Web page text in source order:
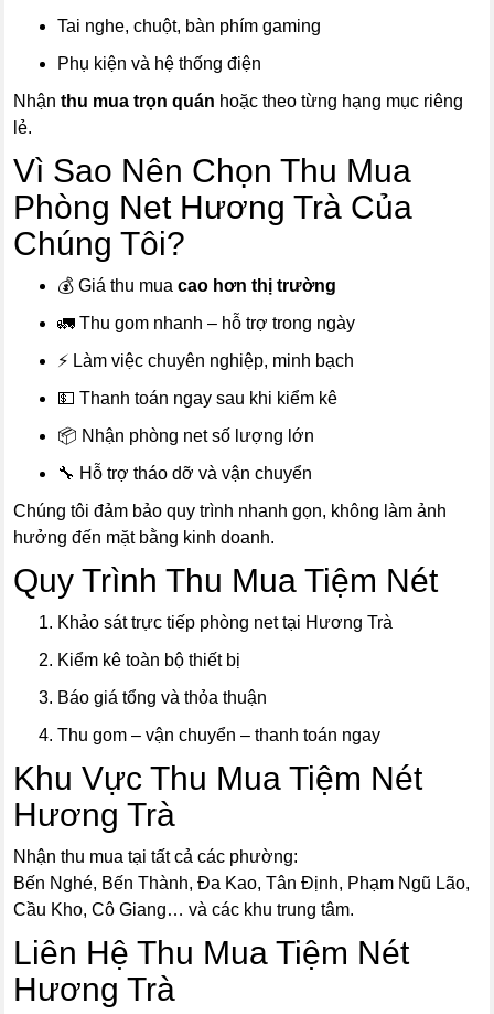
Tai nghe, chuột, bàn phím gaming
Phụ kiện và hệ thống điện
Nhậnthu mua trọn quán hoặc theo từng hạng mục riêng
lẻ.
Vì Sao Nên Chọn Thu Mua
Phòng Net Hương Trà Của
Chúng Tôi?
💰 Giá thu muacao hơn thị trường
🚛 Thu gom nhanh – hỗ trợ trong ngày
⚡ Làm việc chuyên nghiệp, minh bạch
💵 Thanh toán ngay sau khi kiểm kê
📦 Nhận phòng net số lượng lớn
🔧 Hỗ trợ tháo dỡ và vận chuyển
Chúng tôi đảm bảo quy trình nhanh gọn, không làm ảnh
hưởng đến mặt bằng kinh doanh.
Quy Trình Thu Mua Tiệm Nét
Khảo sát trực tiếp phòng net tại Hương Trà
Kiểm kê toàn bộ thiết bị
Báo giá tổng và thỏa thuận
Thu gom – vận chuyển – thanh toán ngay
Khu Vực Thu Mua Tiệm Nét
Hương Trà
Nhận thu mua tại tất cả các phường:
Bến Nghé, Bến Thành, Đa Kao, Tân Định, Phạm Ngũ Lão,
Cầu Kho, Cô Giang… và các khu trung tâm.
Liên Hệ Thu Mua Tiệm Nét
Hương Trà